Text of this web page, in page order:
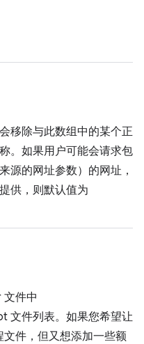
移除与此数组中的某个正
。如果用户可能会请求包
源的网址参数）的网址，
供，则默认值为
文件中
文件列表。如果您希望让
件，但又想添加一些额